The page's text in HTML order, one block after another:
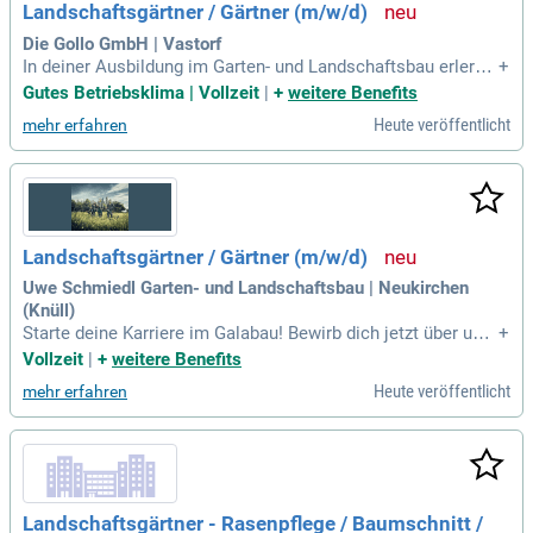
Landschaftsgärtner / Gärtner (m/w/d)
Die Gollo GmbH | Vastorf
In deiner Ausbildung im Garten- und Landschaftsbau erlerns
t du Schritt für Schritt vielfältige Tätigkeiten. Zu deinen Aufg
Wegen und das Bauen von Mauern. Du wirst auch mit moder
nen Maschinen arbeiten und Rasenflächen anlegen sowie p
flegen. Teamarbeit ist ein wichtiger Bestandteil, da du auf ve
rschiedenen Baustellen in der Region tätig bist. Voraussetz
ung für diese Ausbildung ist ein Hauptschulabschluss sowi
e ein großes Interesse an Pflanzen und handwerklicher Arbe
it. Wenn du Freude an körperlicher Arbeit im Freien hast, ist
dies der ideale Beruf für dich.
+
Gutes Betriebsklima | Vollzeit | + weitere Benefits
mehr erfahren Heute veröffentlicht
Landschaftsgärtner / Gärtner (m/w/d)
Uwe Schmiedl Garten- und Landschaftsbau | Neukirchen
(Knüll)
Starte deine Karriere im Galabau! Bewirb dich jetzt über uns
er Formular, per E-Mail an info@schmiedl-gartenbau.de oder
Kirchwiesen 1, 34626 Neukirchen.
+
Vollzeit | + weitere Benefits
mehr erfahren Heute veröffentlicht
Landschaftsgärtner - Rasenpflege / Baumschnitt /